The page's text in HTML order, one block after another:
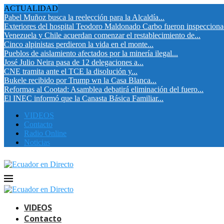
ACTUALIDAD
Pabel Muñoz busca la reelección para la Alcaldía...
Exteriores del hospital Teodoro Maldonado Carbo fueron
Venezuela y Chile acuerdan comenzar el restablecimiento de...
Cinco alpinistas perdieron la vida en el monte...
Pueblos de aislamiento afectados por la minería ilegal...
José Julio Neira pasa de 12 delegaciones a...
CNE tramita ante el TCE la disolución y...
Bukele recibido por Trump wn la Casa Blanca...
Reformas al Cootad: Asamblea debatirá eliminación del fuero...
El INEC informó que la Canasta Básica Familiar...
VIDEOS
Contacto
Radio Online
Noticias
VIDEOS
Contacto